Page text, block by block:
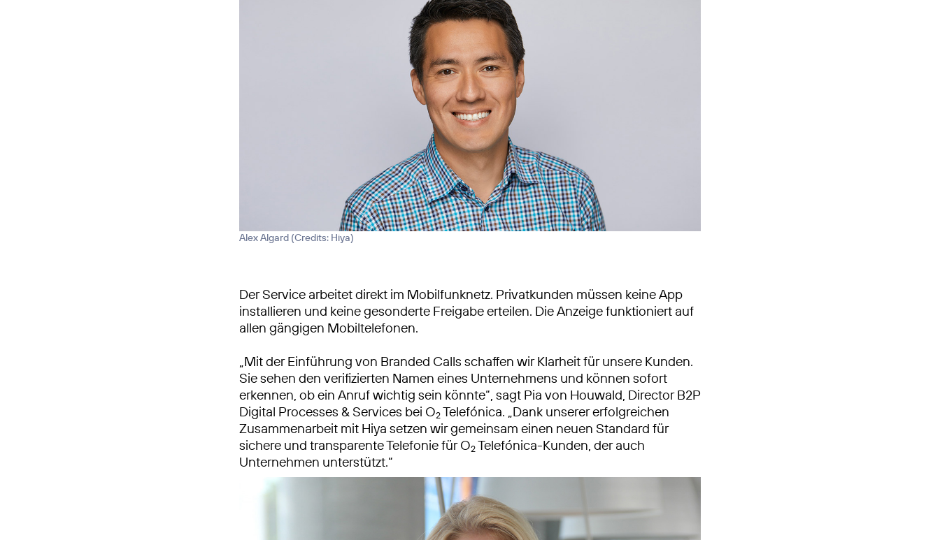
Alex Algard (Credits: Hiya)
Der Service arbeitet direkt im Mobilfunknetz. Privatkunden müssen keine App
installieren und keine gesonderte Freigabe erteilen. Die Anzeige funktioniert auf
allen gängigen Mobiltelefonen.
„Mit der Einführung von Branded Calls schaffen wir Klarheit für unsere Kunden.
Sie sehen den verifizierten Namen eines Unternehmens und können sofort
erkennen, ob ein Anruf wichtig sein könnte“, sagt Pia von Houwald, Director B2P
Digital Processes & Services bei O2Telefónica. „Dank unserer erfolgreichen
Zusammenarbeit mit Hiya setzen wir gemeinsam einen neuen Standard für
sichere und transparente Telefonie für O2Telefónica-Kunden, der auch
Unternehmen unterstützt.“